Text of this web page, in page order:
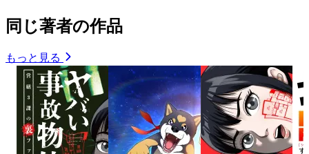
同じ著者の作品
もっと見る